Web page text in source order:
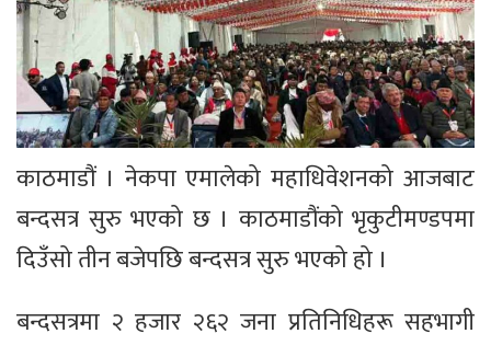
काठमाडौं । नेकपा एमालेको महाधिवेशनको आजबाट
बन्दसत्र सुरु भएको छ । काठमाडौंको भृकुटीमण्डपमा
दिउँसो तीन बजेपछि बन्दसत्र सुरु भएको हो ।
बन्दसत्रमा २ हजार २६२ जना प्रतिनिधिहरू सहभागी